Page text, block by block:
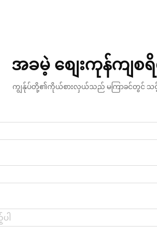
အခမဲ့ စျေးကုန်ကျစ
ကျွန်ုပ်တို့၏ကိုယ်စားလှယ်သည် မကြာခင်တွင်